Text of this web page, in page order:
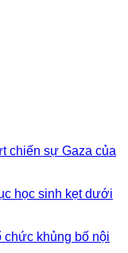
chiến sự Gaza của
học sinh kẹt dưới
chức khủng bố nội